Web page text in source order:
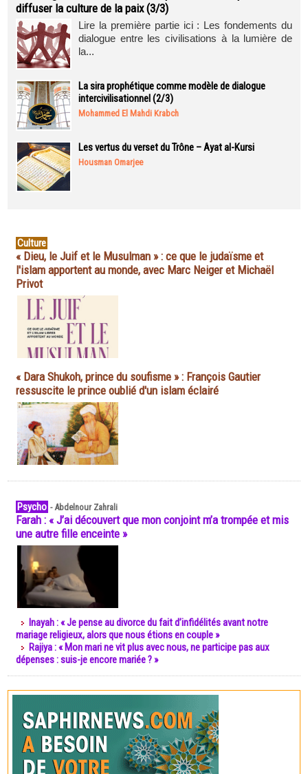
diffuser la culture de la paix (3/3)
Lire la première partie ici : Les fondements du
dialogue entre les civilisations à la lumière de
la...
La sira prophétique comme modèle de dialogue
intercivilisationnel (2/3)
Mohammed El Mahdi Krabch
Les vertus du verset du Trône – Ayat al-Kursi
Housman Omarjee
Culture
« Dieu, le Juif et le Musulman » : ce que le judaïsme et
l'islam apportent au monde, avec Marc Neiger et Michaël
Privot
« Dara Shukoh, prince du soufisme » : François Gautier
ressuscite le prince oublié d'un islam éclairé
Psycho -Abdelnour Zahrali
Farah : « J’ai découvert que mon conjoint m’a trompée et mis
une autre fille enceinte »
Inayah : « Je pense au divorce du fait d’infidélités avant notre
mariage religieux, alors que nous étions en couple »
Rajiya : « Mon mari ne vit plus avec nous, ne participe pas aux
dépenses : suis-je encore mariée ? »